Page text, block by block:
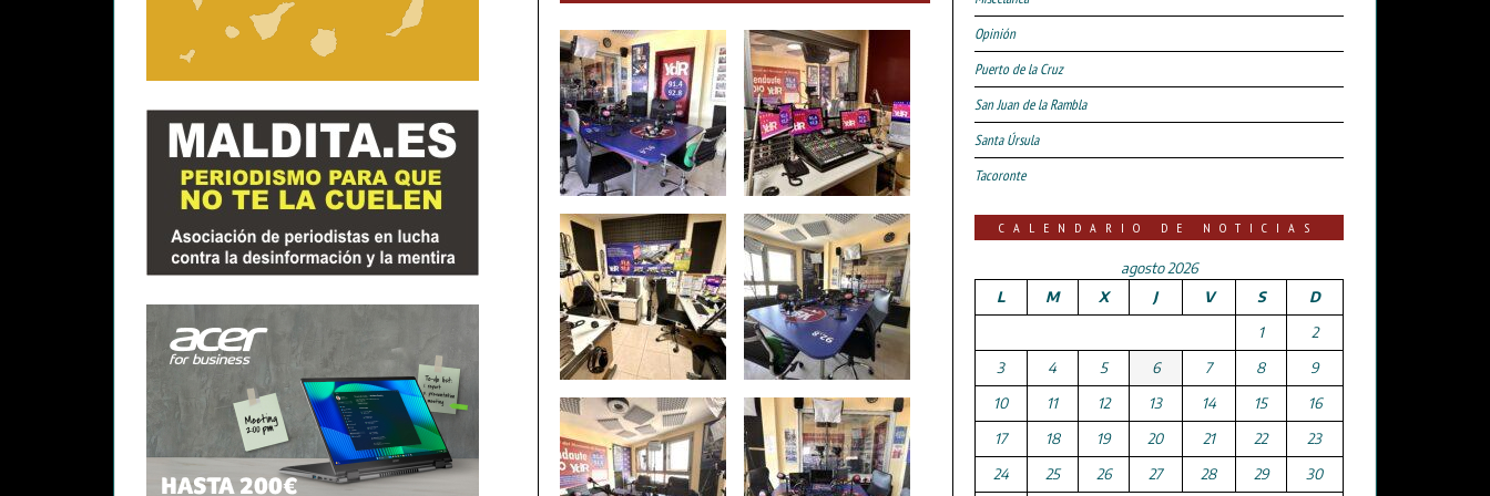
Opinión
Puerto de la Cruz
San Juan de la Rambla
Santa Úrsula
Tacoronte
CALENDARIO DE NOTICIAS
agosto 2026
L
M X J V S
D
1
2
3
4 5 6 7 8
9
10
11 12 13 14 15
16
17
18 19 20 21 22
23
24
25 26 27 28 29 30